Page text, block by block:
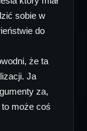
sobie w
do
że ta
Ja
za,
może coś